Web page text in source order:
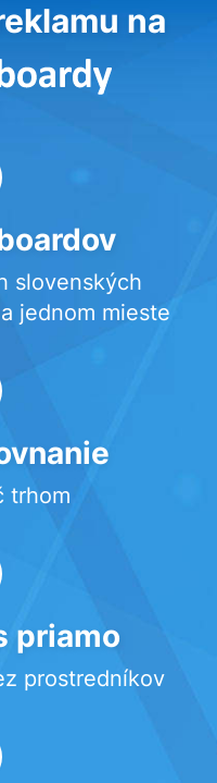
na
slovenských
jednom mieste
trhom
priamo
prostredníkov